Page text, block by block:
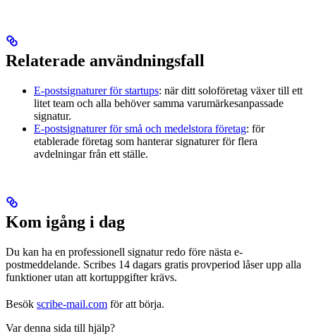
Relaterade användningsfall
E-postsignaturer för startups: när ditt soloföretag växer till ett
litet team och alla behöver samma varumärkesanpassade
signatur.
E-postsignaturer för små och medelstora företag: för
etablerade företag som hanterar signaturer för flera
avdelningar från ett ställe.
Kom igång i dag
Du kan ha en professionell signatur redo före nästa e-
postmeddelande. Scribes 14 dagars gratis provperiod låser upp alla
funktioner utan att kortuppgifter krävs.
Besök scribe-mail.com för att börja.
Var denna sida till hjälp?